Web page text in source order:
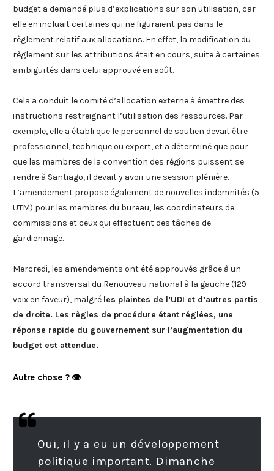
budget a demandé plus d’explications sur son utilisation, car
elle en incluait certaines qui ne figuraient pas dans le
règlement relatif aux allocations. En effet, la modification du
règlement sur les attributions était en cours, suite à certaines
ambiguïtés dans celui approuvé en août.
Cela a conduit le comité d’allocation externe à émettre des
instructions restreignant l’utilisation des ressources. Par
exemple, elle a établi que le personnel de soutien devait être
professionnel, technique ou expert, et a déterminé que pour
que les membres de la convention des régions puissent se
rendre à Santiago, il devait y avoir une session plénière.
L’amendement propose également de nouvelles indemnités (5
UTM) pour les membres du bureau, les coordinateurs de
commissions et ceux qui effectuent des tâches de
gardiennage.
Mercredi, les amendements ont été approuvés grâce à un
accord transversal du Renouveau national à la gauche (129
voix en faveur), malgré les plaintes de l’UDI et d’autres partis
de droite. Les règles de procédure étant réglées, une
réponse rapide du gouvernement sur l’augmentation du
budget est attendue.
Autre chose ? 👁️
Oui, il y a eu un développement
politique important. Dimanche